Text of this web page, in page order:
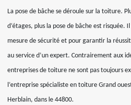
La pose de bâche se déroule sur la toiture.
d’étages, plus la pose de bâche est risquée.
mesure de sécurité et pour garantir la
au service d’un expert. Contrairement aux
entreprises de toiture ne sont pas toujours
l’entreprise spécialiste en toiture Grand
Herblain, dans le 44800.